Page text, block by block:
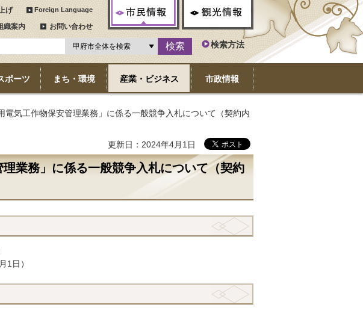
げ Foreign Language
織案内 お問い合わせ
検索方法
ポーツ まち・環境 産業・ビジネス 市政情報
電気工作物保安管理業務」に係る一般競争入札について（契約内
更新日：2024年4月1日
理業務」に係る一般競争入札について（契約
1日）